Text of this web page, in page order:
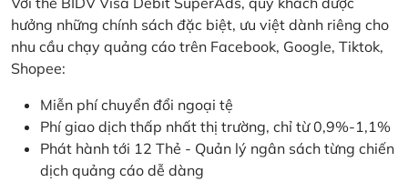
hưởng những chính sách đặc biệt, ưu việt dành riêng cho
nhu cầu chạy quảng cáo trên Facebook, Google, Tiktok,
Shopee:
Miễn phí chuyển đổi ngoại tệ
Phí giao dịch thấp nhất thị trường, chỉ từ 0,9%-1,1%
Phát hành tới 12 Thẻ - Quản lý ngân sách từng chiến
dịch quảng cáo dễ dàng